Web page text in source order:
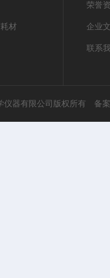
材
荣誉
企业
联系
仪器有限公司版权所有 备